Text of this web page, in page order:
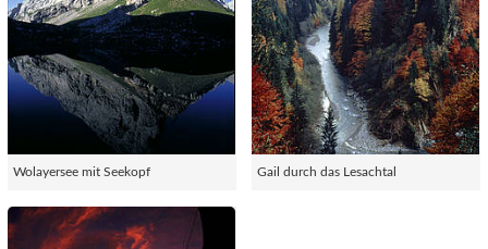
Wolayersee mit Seekopf Gail durch das Lesachtal